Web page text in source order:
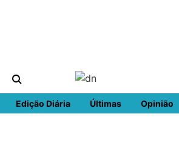
Edição Diária Últimas Opinião